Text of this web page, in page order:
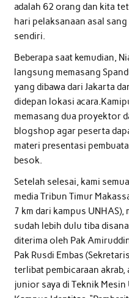
adalah 62 orang dan kita
hari pelaksanaan asal
sendiri.
Beberapa saat kemudian,
langsung memasang
yang dibawa dari Jakarta
didepan lokasi
memasang dua proyektor
blogshop agar peserta
materi presentasi
besok.
Setelah selesai, kami
media Tribun Timur
7 km dari kampus
sudah lebih dulu tiba
diterima oleh Pak
Pak Rusdi Embas
terlibat pembicaraan akrab,
junior saya di Teknik Mesin